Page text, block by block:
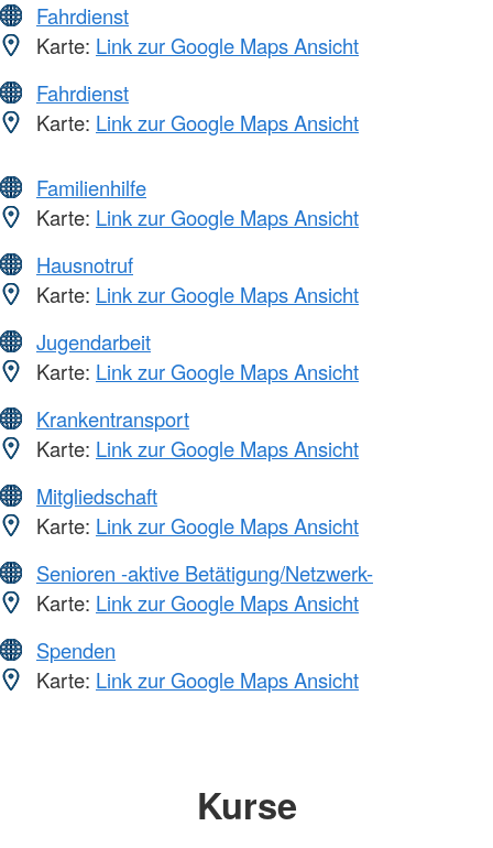
Fahrdienst
Karte: Link zur Google Maps Ansicht
Fahrdienst
Karte: Link zur Google Maps Ansicht
Familienhilfe
Karte: Link zur Google Maps Ansicht
Hausnotruf
Karte: Link zur Google Maps Ansicht
Jugendarbeit
Karte: Link zur Google Maps Ansicht
Krankentransport
Karte: Link zur Google Maps Ansicht
Mitgliedschaft
Karte: Link zur Google Maps Ansicht
Senioren -aktive Betätigung/Netzwerk-
Karte: Link zur Google Maps Ansicht
Spenden
Karte: Link zur Google Maps Ansicht
Kurse